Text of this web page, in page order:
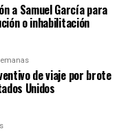
a Samuel García para
o inhabilitación
de viaje por brote
Unidos